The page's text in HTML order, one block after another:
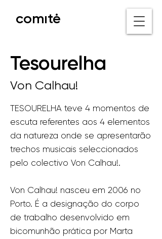
comıtė
o nicho III
Tesourelha
Von Calhau!
TESOURELHA teve 4 momentos de
escuta referentes aos 4 elementos
da natureza onde se apresentarão
trechos musicais seleccionados
pelo colectivo Von Calhau!.
Von Calhau! nasceu em 2006 no
Porto. É a designação do corpo
de trabalho desenvolvido em
bicomunhão prática por Marta